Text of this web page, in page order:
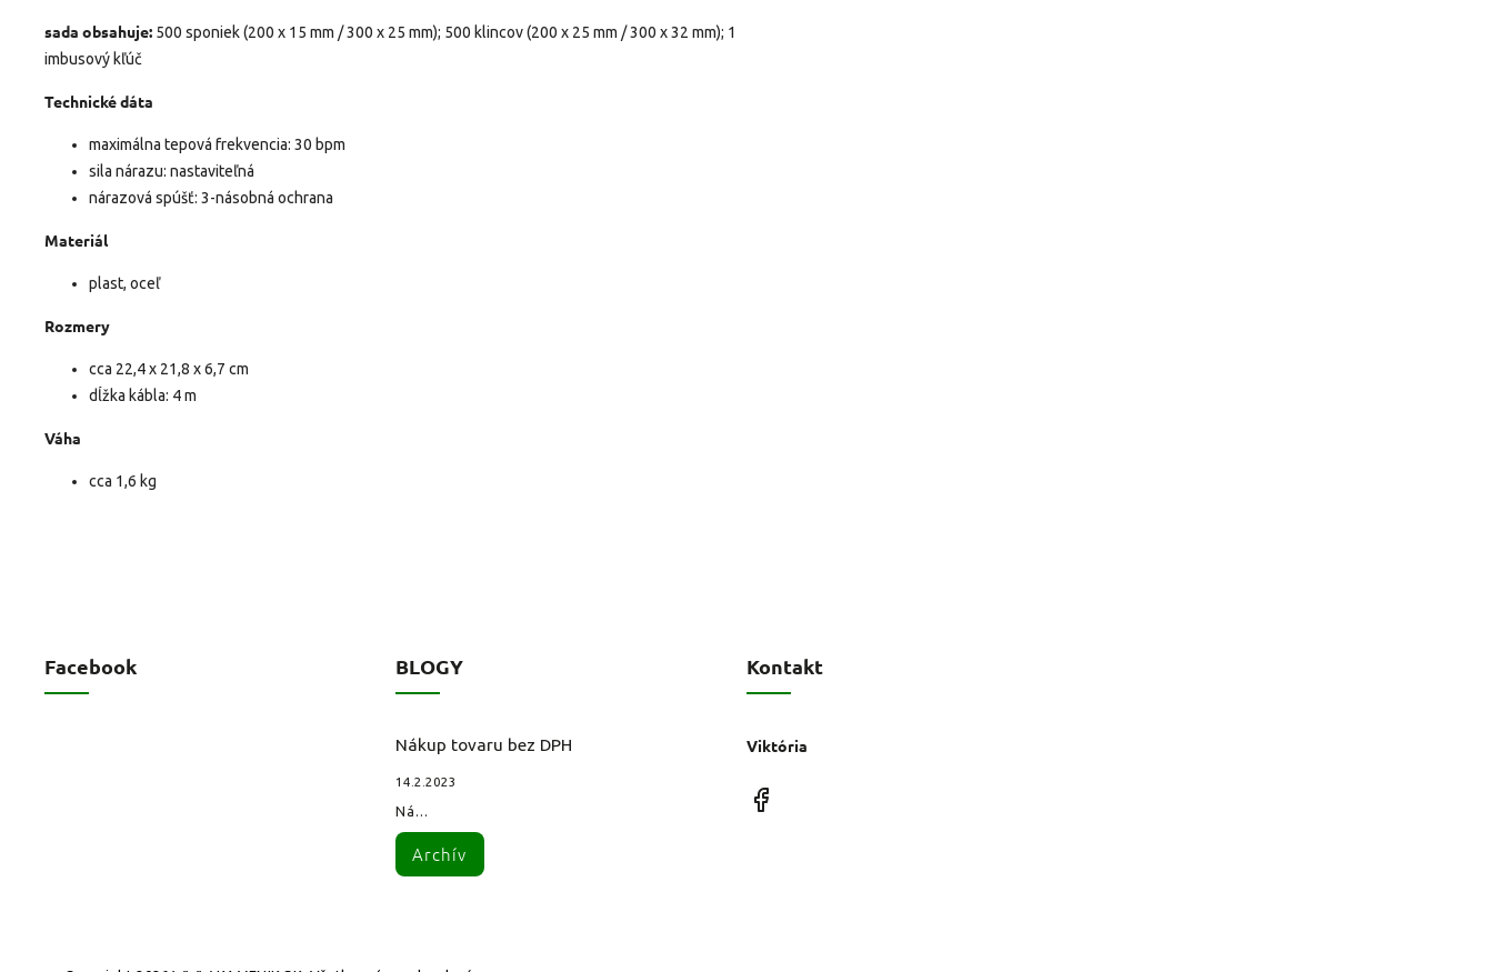
sada obsahuje: 500 sponiek (200 x 15 mm / 300 x 25 mm); 500 klincov (200 x 25 mm / 300 x 32 mm); 1
imbusový kľúč
Technické dáta
maximálna tepová frekvencia: 30 bpm
sila nárazu: nastaviteľná
nárazová spúšť: 3-násobná ochrana
Materiál
plast, oceľ
Rozmery
cca 22,4 x 21,8 x 6,7 cm
dĺžka kábla: 4 m
Váha
cca 1,6 kg
Facebook BLOGY
Nákup tovaru bez DPH
14.2.2023
Ná...
Archív
Kontakt
Viktória